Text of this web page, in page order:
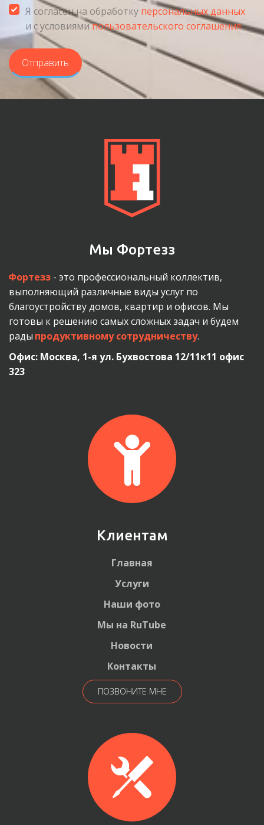
Я согласен на обработку персональных данных
и с условиямипользовательского соглашения
Отправить
Мы Фортезз
Фортезз - это профессиональный коллектив,
выполняющий различные виды услуг по
благоустройству домов, квартир и офисов. Мы
готовы к решению самых сложных задач и будем
рады продуктивному сотрудничеству.
Офис: Москва, 1-я ул. Бухвостова 12/11к11 офис
323
Клиентам
Главная
Услуги
Наши фото
Мы на RuTube
Новости
Контакты
ПОЗВОНИТЕ МНЕ